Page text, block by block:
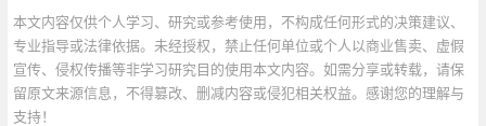
本文内容仅供个人学习、研究或参考使用，不构成任何形式的决策建议、
专业指导或法律依据。未经授权，禁止任何单位或个人以商业售卖、虚假
宣传、侵权传播等非学习研究目的使用本文内容。如需分享或转载，请保
留原文来源信息，不得篡改、删减内容或侵犯相关权益。感谢您的理解与
支持！